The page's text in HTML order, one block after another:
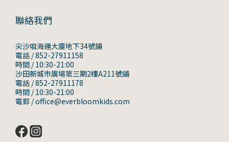
聯絡我們
尖沙咀海運大廈地下34號鋪
電話 / 852-27911158
時間 / 10:30-21:00
沙田新城市廣場第三期2樓A211號鋪
電話 / 852-27911178
時間 / 10:30-21:00
電郵 / office@everbloomkids.com